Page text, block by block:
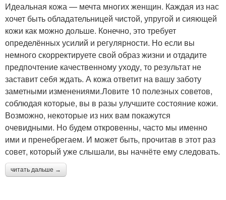
Идеальная кожа — мечта многих женщин. Каждая из нас
хочет быть обладательницей чистой, упругой и сияющей
кожи как можно дольше. Конечно, это требует
определённых усилий и регулярности. Но если вы
немного скорректируете свой образ жизни и отдадите
предпочтение качественному уходу, то результат не
заставит себя ждать. А кожа ответит на вашу заботу
заметными изменениями.Ловите 10 полезных советов,
соблюдая которые, вы в разы улучшите состояние кожи.
Возможно, некоторые из них вам покажутся
очевидными. Но будем откровенны, часто мы именно
ими и пренебрегаем. И может быть, прочитав в этот раз
совет, который уже слышали, вы начнёте ему следовать.
читать дальше →